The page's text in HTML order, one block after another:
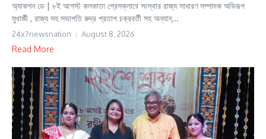
অ্যাকশন ডে | ৮ই আগস্ট কলকাতা প্রেসক্লাবে সংস্থার রাজ্য সাধারণ সম্পাদক অভিরূপ
মুখার্জী , রাজ্য সহ সভাপতি রুদ্র প্রতাপ চক্রবর্তী সহ অন্যান্...
24x7newsnation August 8, 2026
Read More